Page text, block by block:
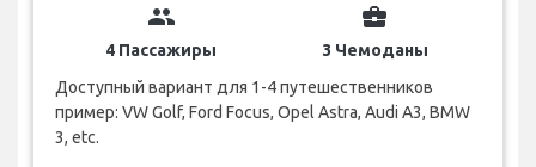
group
4 Пассажиры
business_center
3 Чемоданы
Доступный вариант для 1-4 путешественников
пример: VW Golf, Ford Focus, Opel Astra, Audi A3, BMW
3, etc.